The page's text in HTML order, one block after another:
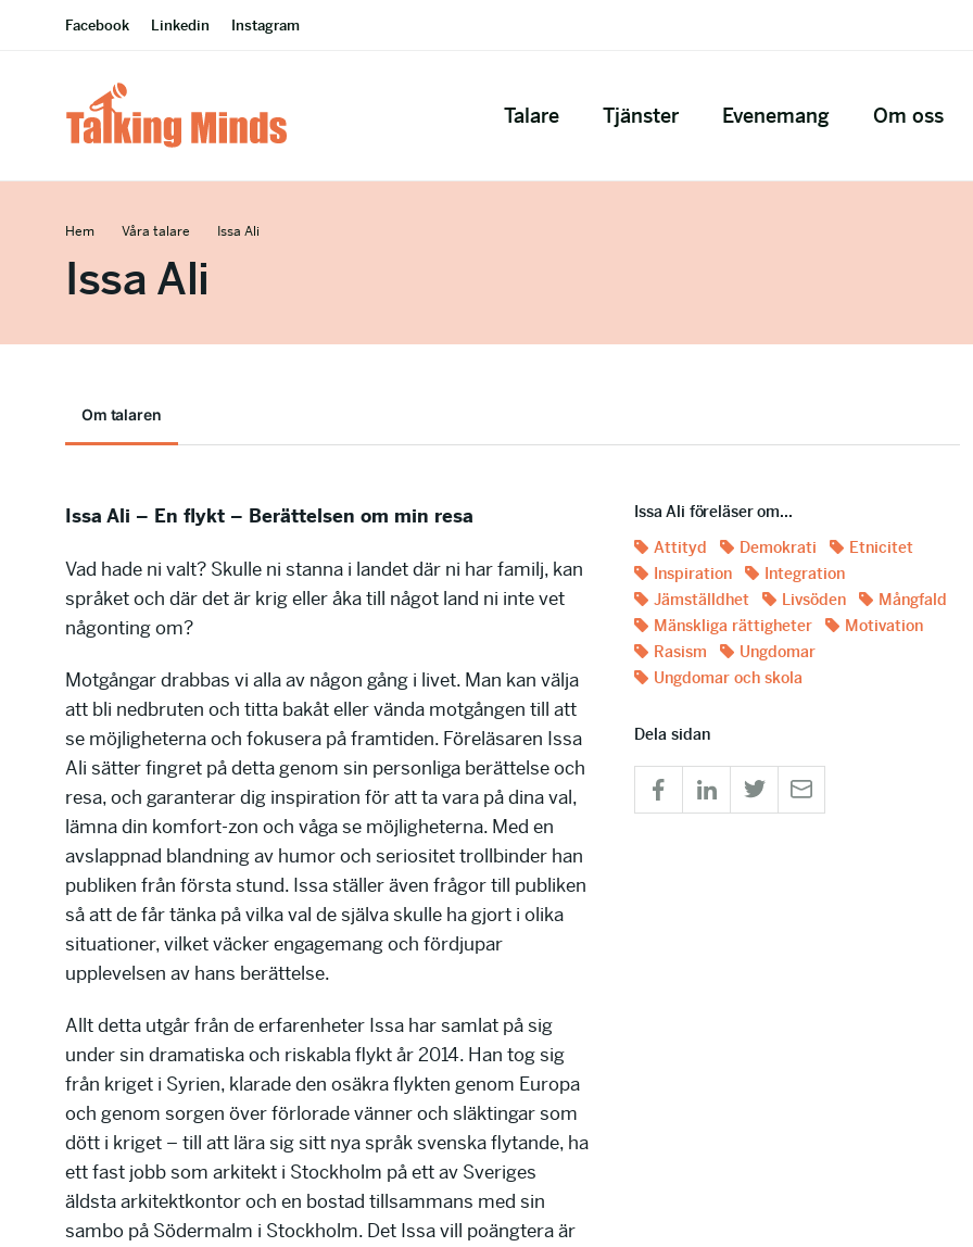
Facebook Linkedin Instagram
Talare Tjänster Evenemang Om oss
Hem Våra talare Issa Ali
Issa Ali
Om talaren
Issa Ali – En flykt – Berättelsen om min resa
Vad hade ni valt? Skulle ni stanna i landet där ni har familj, kan
språket och där det är krig eller åka till något land ni inte vet
någonting om?
Motgångar drabbas vi alla av någon gång i livet. Man kan välja
att bli nedbruten och titta bakåt eller vända motgången till att
se möjligheterna och fokusera på framtiden. Föreläsaren Issa
Ali sätter fingret på detta genom sin personliga berättelse och
resa, och garanterar dig inspiration för att ta vara på dina val,
lämna din komfort-zon och våga se möjligheterna. Med en
avslappnad blandning av humor och seriositet trollbinder han
publiken från första stund. Issa ställer även frågor till publiken
så att de får tänka på vilka val de själva skulle ha gjort i olika
situationer, vilket väcker engagemang och fördjupar
upplevelsen av hans berättelse.
Allt detta utgår från de erfarenheter Issa har samlat på sig
under sin dramatiska och riskabla flykt år 2014. Han tog sig
från kriget i Syrien, klarade den osäkra flykten genom Europa
och genom sorgen över förlorade vänner och släktingar som
dött i kriget – till att lära sig sitt nya språk svenska flytande, ha
ett fast jobb som arkitekt i Stockholm på ett av Sveriges
äldsta arkitektkontor och en bostad tillsammans med sin
sambo på Södermalm i Stockholm. Det Issa vill poängtera är
Issa Ali föreläser om...
Attityd
Demokrati
Etnicitet
Inspiration
Integration
Jämställdhet
Livsöden
Mångfald
Mänskliga rättigheter
Motivation
Rasism
Ungdomar
Ungdomar och skola
Dela sidan